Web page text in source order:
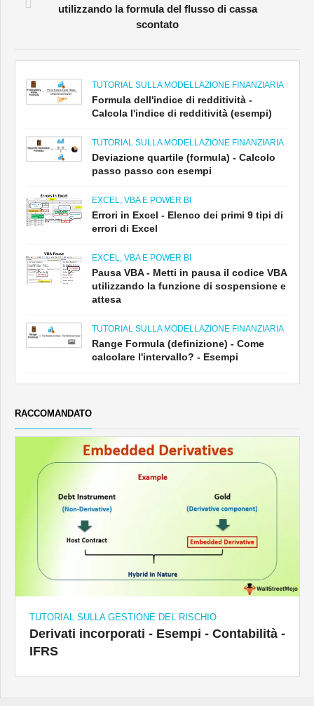
utilizzando la formula del flusso di cassa
scontato
TUTORIAL SULLA MODELLAZIONE FINANZIARIA
Formula dell'indice di redditività -
Calcola l'indice di redditività (esempi)
TUTORIAL SULLA MODELLAZIONE FINANZIARIA
Deviazione quartile (formula) - Calcolo
passo passo con esempi
EXCEL, VBA E POWER BI
Errori in Excel - Elenco dei primi 9 tipi di
errori di Excel
EXCEL, VBA E POWER BI
Pausa VBA - Metti in pausa il codice VBA
utilizzando la funzione di sospensione e
attesa
TUTORIAL SULLA MODELLAZIONE FINANZIARIA
Range Formula (definizione) - Come
calcolare l'intervallo? - Esempi
RACCOMANDATO
TUTORIAL SULLA GESTIONE DEL RISCHIO
Derivati ​​incorporati - Esempi - Contabilità -
IFRS